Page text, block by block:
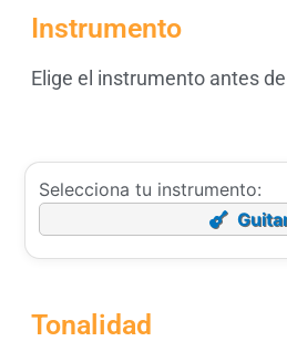
Instrumento
Elige el instrumento antes
Selecciona tu instrumento:
Tonalidad